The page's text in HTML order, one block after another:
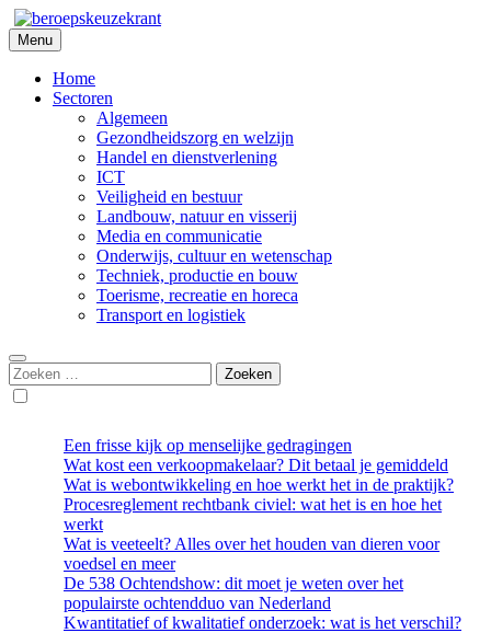
Skip
to
content
Beroepskeuzekrant
Menu
Home
Sectoren
Algemeen
Gezondheidszorg en welzijn
Handel en dienstverlening
ICT
Veiligheid en bestuur
Landbouw, natuur en visserij
Media en communicatie
Onderwijs, cultuur en wetenschap
Techniek, productie en bouw
Toerisme, recreatie en horeca
Transport en logistiek
Zoeken
naar:
Een frisse kijk op menselijke gedragingen
Wat kost een verkoopmakelaar? Dit betaal je gemiddeld
Wat is webontwikkeling en hoe werkt het in de praktijk?
Procesreglement rechtbank civiel: wat het is en hoe het
werkt
Wat is veeteelt? Alles over het houden van dieren voor
voedsel en meer
De 538 Ochtendshow: dit moet je weten over het
populairste ochtendduo van Nederland
Kwantitatief of kwalitatief onderzoek: wat is het verschil?